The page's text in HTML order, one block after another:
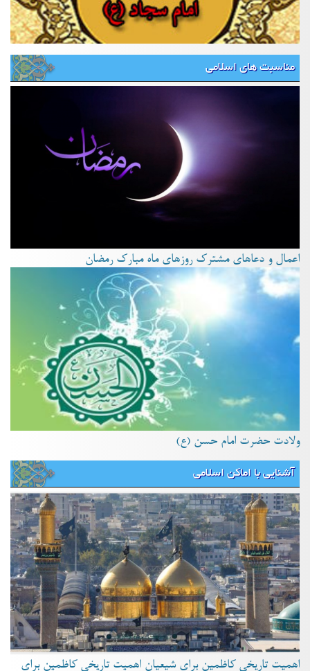
مناسبت های اسلامی
اعمال و دعاهای مشترک روزهای ماه مبارک رمضان
ولادت حضرت امام حسن (ع)
آشنایی با اماکن اسلامی
اهمیت تاریخی کاظمین برای شیعیان اهمیت تاریخی کاظمین برای